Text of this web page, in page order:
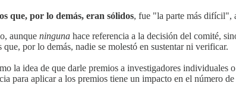
que, por lo demás, eran sólidos, fue "la parte más difícil",
aunque ninguna hace referencia a la decisión del comité,
por lo demás, nadie se molestó en sustentar ni verificar.
la idea de que darle premios a investigadores
para aplicar a los premios tiene un impacto en el número